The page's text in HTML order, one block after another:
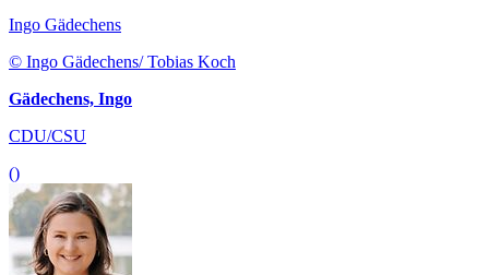
Ingo Gädechens
© Ingo Gädechens/ Tobias Koch
Gädechens, Ingo
CDU/CSU
()